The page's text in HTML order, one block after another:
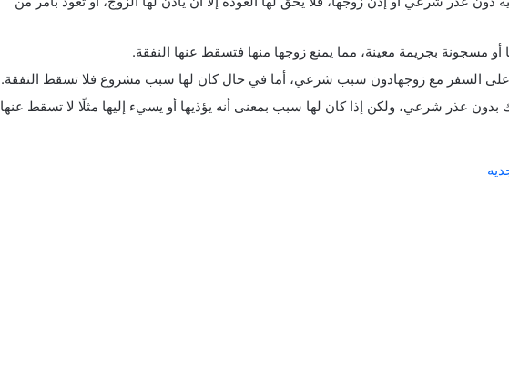
أو مسجونة بجريمة معينة، مما يمنع زوجها منها فتسقط عنها النفقة.
على السفر مع زوجهادون سبب شرعي، أما في حال كان لها سبب مشروع فلا تسقط النفقة.
بدون عذر شرعي، ولكن إذا كان لها سبب بمعنى أنه يؤذيها أو يسيء إليها مثلًا لا تسقط عنها